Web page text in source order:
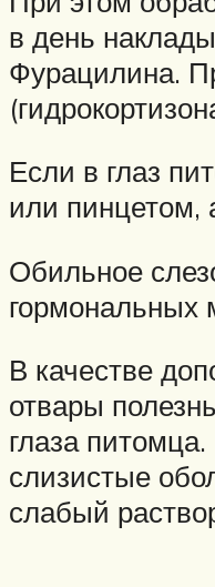
в день
Фурацилина.
Если в глаз
или пинцетом,
Обильное
гормональных
В качестве
отвары
глаза
слизистые
слабый